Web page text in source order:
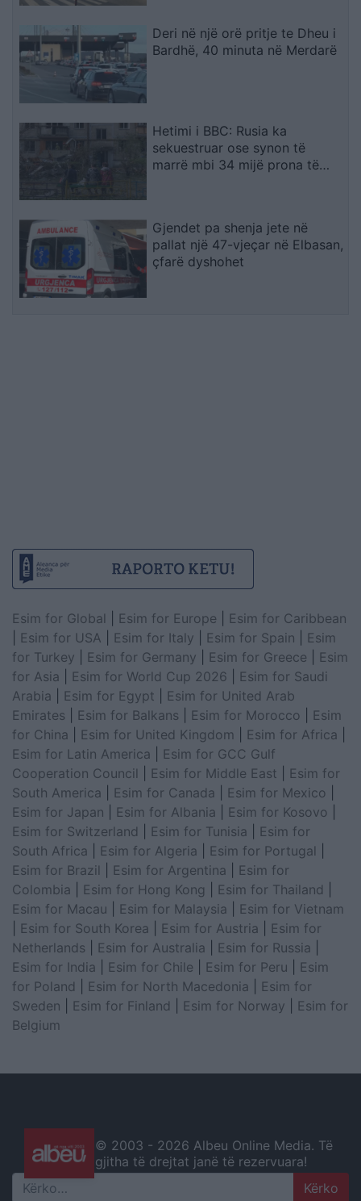
Deri në një orë pritje te Dheu i
Bardhë, 40 minuta në Merdarë
Hetimi i BBC: Rusia ka
sekuestruar ose synon të
marrë mbi 34 mijë prona të
Gjendet pa shenja jete në
pallat një 47-vjeçar në Elbasan,
çfarë dyshohet
Esim for Global Esim for Europe
Esim for Caribbean
Esim for USA Esim for Italy Esim for Spain
Esim
for Turkey
Esim for Germany Esim for Greece
Esim
for Asia
Esim for World Cup 2026
Esim for Saudi
Arabia
Esim for Egypt
Esim for United Arab
Emirates
Esim for Balkans Esim for Morocco
Esim
for China
Esim for United Kingdom Esim for Africa
Esim for Latin America
Esim for GCC Gulf
Cooperation Council
Esim for Middle East
Esim for
South America
Esim for Canada Esim for Mexico
Esim for Japan
Esim for Albania Esim for Kosovo
Esim for Switzerland
Esim for Tunisia
Esim for
South Africa
Esim for Algeria Esim for Portugal
Esim for Brazil
Esim for Argentina
Esim for
Colombia
Esim for Hong Kong Esim for Thailand
Esim for Macau
Esim for Malaysia
Esim for Vietnam
Esim for South Korea Esim for Austria
Esim for
Netherlands
Esim for Australia Esim for Russia
Esim for India
Esim for Chile Esim for Peru
Esim
for Poland
Esim for North Macedonia
Esim for
Sweden
Esim for Finland Esim for Norway
Esim for
Belgium
© 2003 - 2026 Albeu Online Media. Të
gjitha të drejtat janë të rezervuara!